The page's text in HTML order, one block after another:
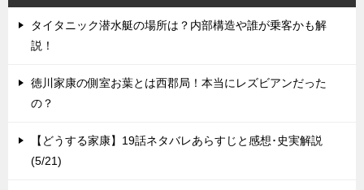
タイタニック潜水艇の場所は？内部構造や誰が乗客かも解
説！
徳川家康の側室お葉とは西郡局！本当にレズビアンだった
の？
【どうする家康】19話ネタバレあらすじと感想･史実解説
(5/21)